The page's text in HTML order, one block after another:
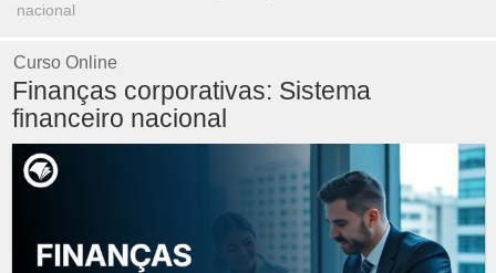
nacional
Curso Online
Finanças corporativas: Sistema
financeiro nacional